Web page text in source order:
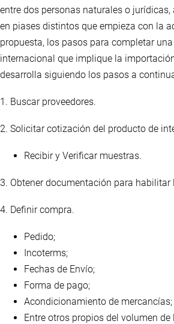
entre dos personas naturales o
en piases distintos que empieza con la
propuesta, los pasos para completar
internacional que implique la
desarrolla siguiendo los pasos a
1. Buscar proveedores.
2. Solicitar cotización del producto de
Recibir y Verificar muestras.
3. Obtener documentación para
4. Definir compra.
Pedido;
Incoterms;
Fechas de Envío;
Forma de pago;
Acondicionamiento de mercancías;
Entre otros propios del volumen